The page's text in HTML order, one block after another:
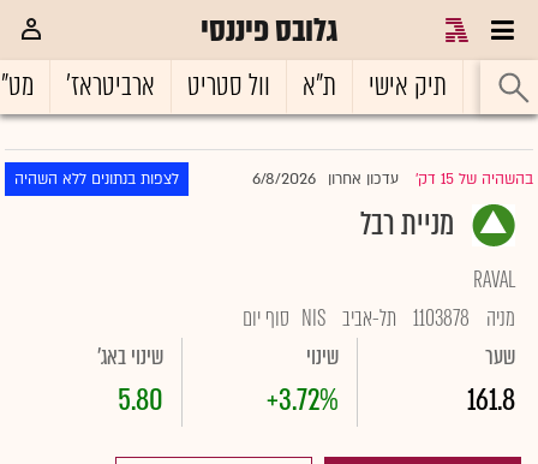
גלובס פיננסי
ראשי תיק אישי ת"א וול סטריט ארביטראז'
בהשהיה של 15 דק' |עדכון אחרון 6/8/2026 לצפות בנתונים ללא השהיה
מניית רבל
RAVAL
מניה
1103878 תל-אביב NIS סוף יום
שער
161.8
שינוי
+3.72%
שינוי באג'
5.80